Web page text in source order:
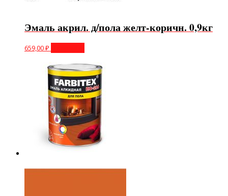
Эмаль акрил. д/пола желт-коричн. 0,9кг
659,00₽